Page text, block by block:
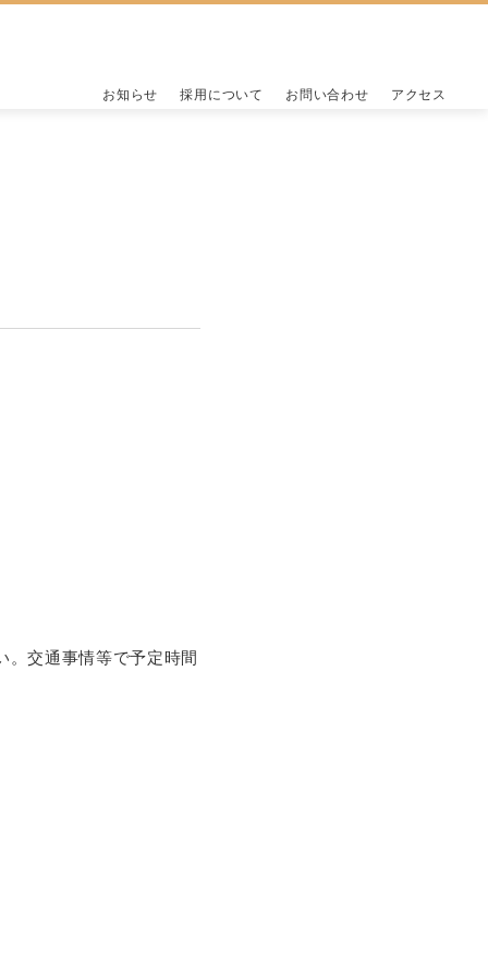
お知らせ 採用について お問い合わせ アクセス
。交通事情等で予定時間